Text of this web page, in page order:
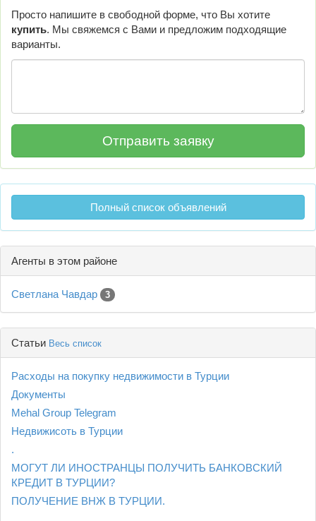
Просто напишите в свободной форме, что Вы хотите
купить. Мы свяжемся с Вами и предложим подходящие
варианты.
Полный список объявлений
Агенты в этом районе
Светлана Чавдар 3
Статьи Весь список
Расходы на покупку недвижимости в Турции
Документы
Mehal Group Telegram
Недвижисоть в Турции
.
МОГУТ ЛИ ИНОСТРАНЦЫ ПОЛУЧИТЬ БАНКОВСКИЙ
КРЕДИТ В ТУРЦИИ?
ПОЛУЧЕНИЕ ВНЖ В ТУРЦИИ.